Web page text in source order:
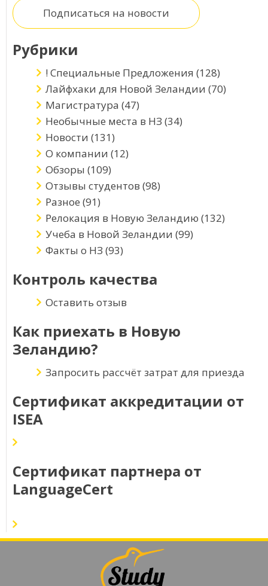
Подписаться на новости
Рубрики
! Специальные Предложения (128)
Лайфхаки для Новой Зеландии (70)
Магистратура (47)
Необычные места в НЗ (34)
Новости (131)
О компании (12)
Обзоры (109)
Отзывы студентов (98)
Разное (91)
Релокация в Новую Зеландию (132)
Учеба в Новой Зеландии (99)
Факты о НЗ (93)
Контроль качества
Оставить отзыв
Как приехать в Новую
Зеландию?
Запросить рассчёт затрат для приезда
Сертификат аккредитации от
ISEA
Сертификат партнера от
LanguageCert